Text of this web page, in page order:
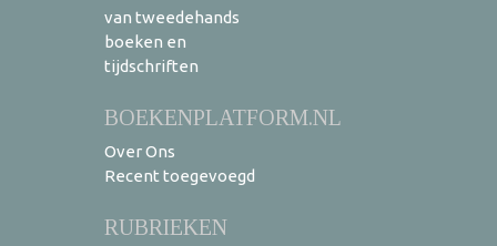
van tweedehands
boeken en
tijdschriften
BOEKENPLATFORM.NL
Over Ons
Recent toegevoegd
RUBRIEKEN